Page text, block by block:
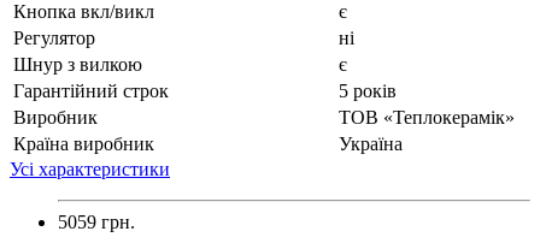
Кнопка вкл/викл
є
Регулятор
ні
Шнур з вилкою
є
Гарантійний строк
5 років
Виробник
ТОВ «Теплокерамік»
Країна виробник
Україна
Усі характеристики
5059 грн.